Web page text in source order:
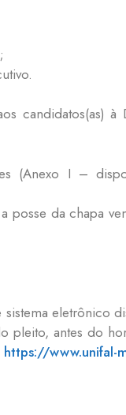
candidatos(as) à
(Anexo I –
posse da chapa
eletrônico
pleito, antes do
https://www.unifal-